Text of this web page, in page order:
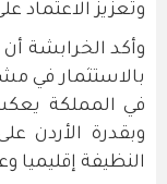
وتعزيز الاعتماد
وأكد الخرابشة أن
بالاستثمار في
في المملكة يعكس
وبقدرة الأردن
النظيفة إقليميا